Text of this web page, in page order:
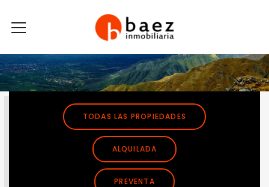
TODAS LAS PROPIEDADES
ALQUILADA
PREVENTA